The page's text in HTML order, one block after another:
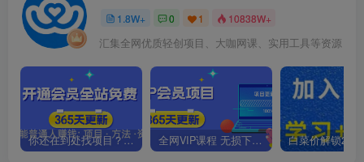
1.8W+ 0 1 10838W+
汇集全网优质轻创项目、大咖网课、实用工具等资源
你还在到处找项目？还在当韭菜？我靠卖项目一个月收入5万+，曾经我也是个失败者。 全网VIP课程 无损下载~.~